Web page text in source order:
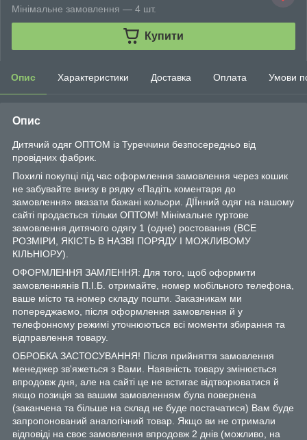
Мінімальне замовлення — 4 шт.
Купити
Опис Характеристики Доставка Оплата Умови
Опис
Дитячий одяг ОПТОМ із Туреччини безпосередньо від
провідних фабрик.
Похилі покупці під час оформлення замовлення через кошик
не забувайте внизу в рядку «Падіть коментаря до
замовлення» вказати бажані кольори. ДІЇнний одяг на нашому
сайті продається тільки ОПТОМ! Мінімальне гуртове
замовлення дитячого одягу 1 (одне) ростовання (ВСЕ
РОЗМІРИ, ЯКІСТЬ В НАЗВІ ПОРЯДУ І МОЖЛИВОМУ
КІЛЬНІОРУ).
ОФОРМЛЕННЯ ЗАМЛЕННЯ: Для того, щоб оформити
замовленнянів П.І.Б. отримайте, номер мобільного телефона,
ваше місто та номер складу пошти. Заказникам ми
попереджаємо, після оформлення замовлення й у
телефонному режимі уточнюються всі моменти збирання та
відправлення товару.
ОБРОБКА ЗАСТОСУВАННЯ! Після прийняття замовлення
менеджер зв'яжеться з Вами. Наявність товару змінюється
впродовж дня, але на сайті це не встигає відтворюватися й
якщо позиція за вашим замовленням була повернена
(заканчена та більше на склад не буде постачатися) Вам буде
запропонований аналогічний товар. Якщо ви не отримали
відповіді на своє замовлення впродовж 2 днів (можливо, на